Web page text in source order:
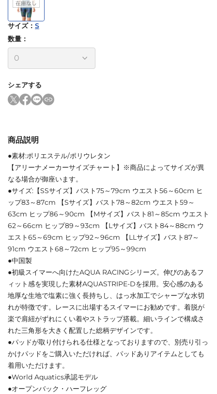
サイズ： S
数量：
シェアする
商品説明
●素材:ポリエステル/ポリウレタン
【アリーナメーカーサイズチャート】※商品によってサイズが異
なる場合が御座います。
●サイズ:【SSサイズ】バスト75～79cm ウエスト56～60cm ヒ
ップ83～87cm 【Sサイズ】バスト78～82cm ウエスト59～
63cm ヒップ86～90cm 【Mサイズ】バスト81～85cm ウエスト
62～66cm ヒップ89～93cm 【Lサイズ】バスト84～88cm ウ
エスト65～69cm ヒップ92～96cm 【LLサイズ】バスト87～
91cm ウエスト68～72cm ヒップ95～99cm
●中国製
●初級スイマーへ向けたAQUA RACINGシリーズ。伸びのあるフ
ィット感を実現した素材AQUASTRIPE-Dを採用。安心感のある
地厚な生地で塩素に強く長持ちし、はっ水加工でシャープな水切
れが特徴です。レースに出場するスイマーにお勧めです。着脱が
楽で肩紐がずれにくい着やストラップ搭載。細いラインで構成さ
れた三角形を大きく配置した総柄デザインです。
●パッドが取り付けられる仕様となっておりますので、別売り引っ
かけパッドをご購入いただければ、パッドありアイテムとしても
着用いただけます。
●World Aquatics承認モデル
●オープンバック・ハーフレッグ